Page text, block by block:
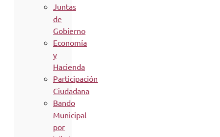
Juntas
de
Gobierno
Economía
y
Hacienda
Participación
Ciudadana
Bando
Municipal
por